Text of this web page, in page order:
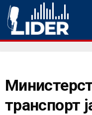
транспорт